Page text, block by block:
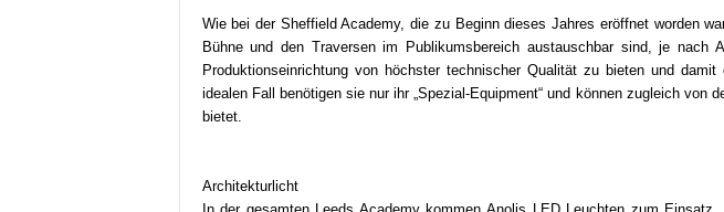
Wie bei der Sheffield Academy, die zu Beginn dieses Jahres eröffnet worden
Bühne und den Traversen im Publikumsbereich austauschbar sind, je
Produktionseinrichtung von höchster technischer Qualität zu bieten und
idealen Fall benötigen sie nur ihr „Spezial-Equipment“ und können zugleich
bietet.
Architekturlicht